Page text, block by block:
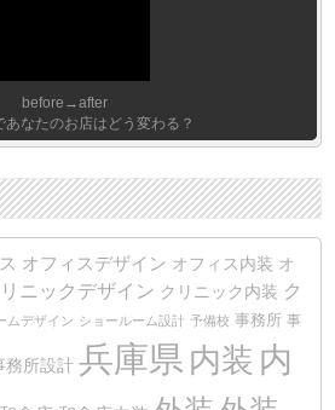
before→after
あなたのお店はどう変わる？
オフィスデザイン オフィス内装 オ
ニックデザイン クリニック内装 ク
ムデザイン ショールーム設計 予備校 事務所 事
務所設計 兵庫県 内装 内